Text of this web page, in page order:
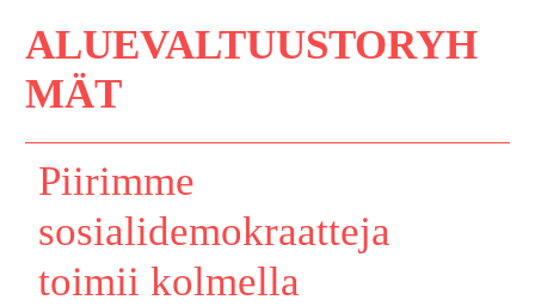
ALUEVALTUUSTORYH
MÄT
Piirimme
sosialidemokraatteja
toimii kolmella